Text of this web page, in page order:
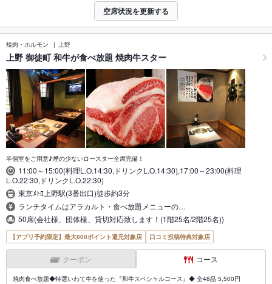
空席状況を更新する
焼肉・ホルモン 上野
上野 御徒町 和牛が食べ放題 焼肉牛スター
半個室をご用意♪煙の少ないロースター全席完備！
11:00～15:00(料理L.O.14:30,ドリンクL.O.14:30),17:00～23:00(料理
L.O.22:30,ドリンクL.O.22:30)
東京ﾒﾄﾛ上野駅(3番出口)徒歩約3分
ランチタイムはアラカルト・食べ放題メニューの…
50席(会社様、団体様、貸切対応致します！(1階25名/2階25名))
【アプリ予約限定】最大800ポイント還元対象店 口コミ投稿特典対象店
クーポン コース
焼肉食べ放題◆特選いわて牛を使った『和牛スペシャルコース』◆ 全48品 5,500円